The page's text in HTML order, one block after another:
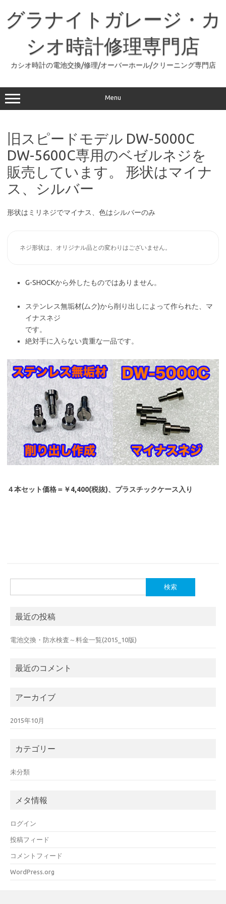
グラナイトガレージ・カ
シオ時計修理専門店
カシオ時計の電池交換/修理/オーバーホール/クリーニング専門店
Menu
旧スピードモデル DW-5000C
DW-5600C専用のベゼルネジを
販売しています。 形状はマイナ
ス、シルバー
形状はミリネジでマイナス、色はシルバーのみ
ネジ形状は、オリジナル品との変わりはございません。
G-SHOCKから外したものではありません。
ステンレス無垢材(ムク)から削り出しによって作られた、マ
イナスネジ
です。
絶対手に入らない貴重な一品です。
４本セット価格＝￥4,400(税抜)、プラスチックケース入り
索:
最近の投稿
電池交換・防水検査～料金一覧(2015_10版)
最近のコメント
アーカイブ
2015年10月
カテゴリー
未分類
メタ情報
ログイン
投稿フィード
コメントフィード
WordPress.org